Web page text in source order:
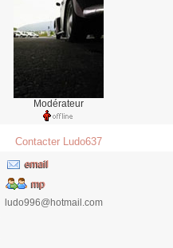
Modérateur
Contacter Ludo637
ludo996@hotmail.com